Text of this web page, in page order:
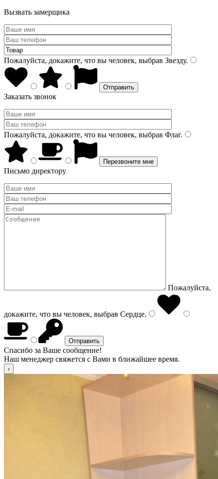
Вызвать замерщика
Пожалуйста, докажите, что вы человек, выбрав Звезду.
Заказать звонок
Пожалуйста, докажите, что вы человек, выбрав Флаг.
Письмо директору
Пожалуйста,
докажите, что вы человек, выбрав Сердце.
Спасибо за Ваше сообщение!
Наш менеджер свяжется с Вами в ближайшее время.